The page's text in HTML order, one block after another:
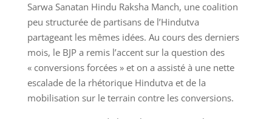
Sarwa Sanatan Hindu Raksha Manch, une coalition
peu structurée de partisans de l’Hindutva
partageant les mêmes idées. Au cours des derniers
mois, le BJP a remis l’accent sur la question des
« conversions forcées » et on a assisté à une nette
escalade de la rhétorique Hindutva et de la
mobilisation sur le terrain contre les conversions.